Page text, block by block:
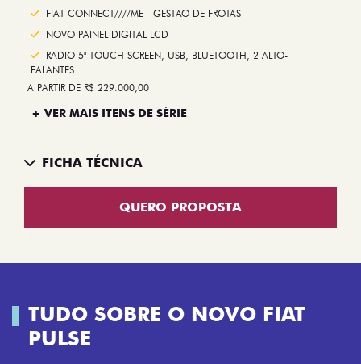
FIAT CONNECT////ME - GESTAO DE FROTAS
NOVO PAINEL DIGITAL LCD
RADIO 5" TOUCH SCREEN, USB, BLUETOOTH, 2 ALTO-
FALANTES
A PARTIR DE R$ 229.000,00
+ VER MAIS ITENS DE SÉRIE
FICHA TÉCNICA
QUERO PROPOSTA
TUDO SOBRE O NOVO FIAT
PULSE